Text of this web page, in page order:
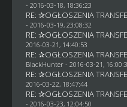
- 2016-03-18, 18:36:23
RE: ✰OGŁOSZENIA
- 2016-03-19, 23:08:32
RE: ✰OGŁOSZENIA
2016-03-21, 14:40:53
RE: ✰OGŁOSZENIA
BlackHunter- 2016-03-21,
RE: ✰OGŁOSZENIA
2016-03-22, 18:47:44
RE: ✰OGŁOSZENIA
- 2016-03-23, 12:04:50